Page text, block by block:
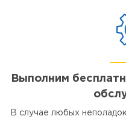
Выполним
В случае любых